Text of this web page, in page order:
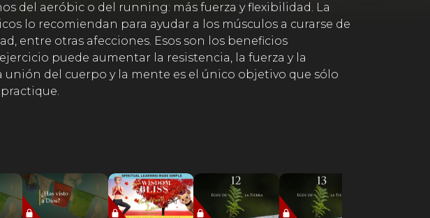
del aeróbic o del running: más fuerza y flexibilidad. La
lo recomiendan para ayudar a los músculos a curarse de
entre otras afecciones. Esos son los beneficios
puede aumentar la resistencia, la fuerza y la
del cuerpo y la mente es el único objetivo que sólo